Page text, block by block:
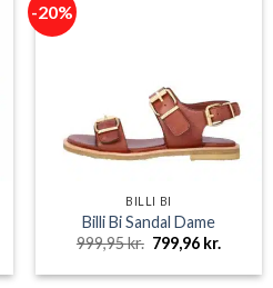
-20%
BILLI BI
Billi Bi Sandal Dame
999,95kr. Den
pris
799,96 kr.Den
pris